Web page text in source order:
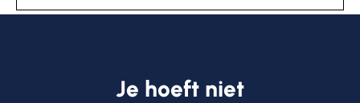
Je hoeft niet